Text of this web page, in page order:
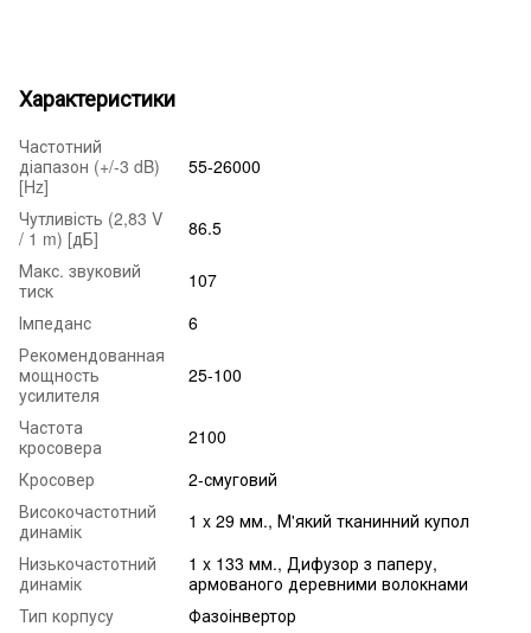
Характеристики
Частотний
діапазон (+/-3 dB)
[Hz]
55-26000
Чутливість (2,83 V
/ 1 m) [дБ]
86.5
Макс. звуковий
тиск
107
Імпеданс
6
Рекомендованная
мощность
усилителя
25-100
Частота
кросовера
2100
Кросовер
2-смуговий
Високочастотний
динамік
1 x 29 мм., М'який тканинний купол
Низькочастотний
динамік
1 x 133 мм., Дифузор з паперу,
армованого деревними волокнами
Тип корпусу
Фазоінвертор